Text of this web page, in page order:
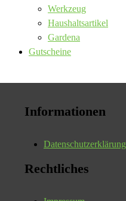
Werkzeug
Haushaltsartikel
Gardena
Gutscheine
Informationen
Datenschutzerklärung
Rechtliches